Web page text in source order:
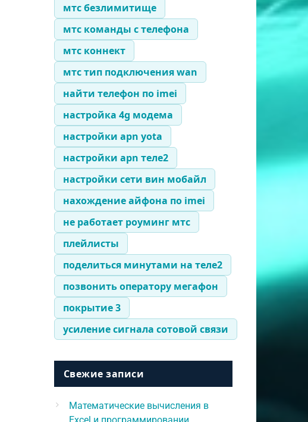
мтс безлимитище
мтс команды с телефона
мтс коннект
мтс тип подключения wan
найти телефон по imei
настройка 4g модема
настройки apn yota
настройки apn теле2
настройки сети вин мобайл
нахождение айфона по imei
не работает роуминг мтс
плейлисты
поделиться минутами на теле2
позвонить оператору мегафон
покрытие 3
усиление сигнала сотовой связи
Свежие записи
Математические вычисления в